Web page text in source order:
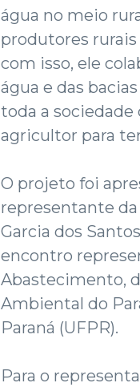
água no meio
produtores
com isso, ele
água e das
toda a sociedade
agricultor para
O projeto foi
representante da
Garcia dos
encontro
Abastecimento,
Ambiental do
Paraná (UFPR).
Para o